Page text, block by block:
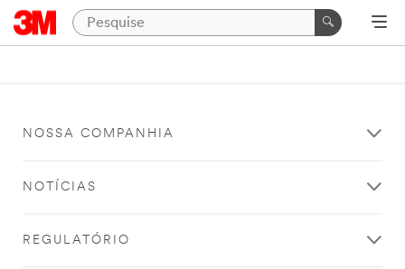
NOSSA COMPANHIA
NOTÍCIAS
REGULATÓRIO